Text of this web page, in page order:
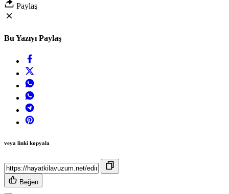
Paylaş
Bu Yazıyı Paylaş
veya linki kopyala
Beğen